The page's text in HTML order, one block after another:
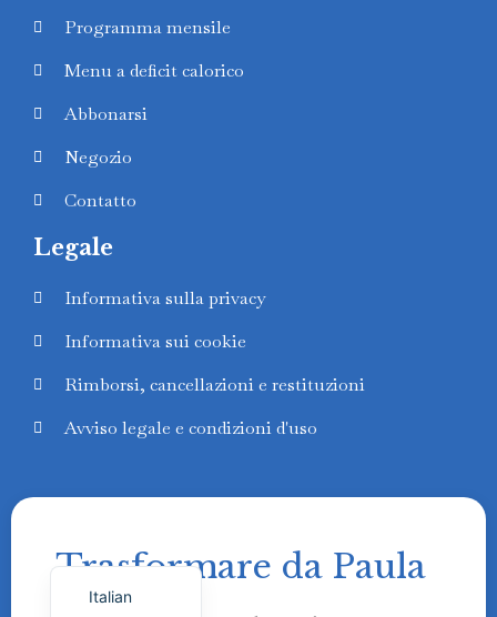
Programma mensile
Menu a deficit calorico
Abbonarsi
Negozio
Contatto
Legale
Informativa sulla privacy
Informativa sui cookie
Rimborsi, cancellazioni e restituzioni
Avviso legale e condizioni d'uso
Trasformare da Paula
Italian
Spanish
Polish
Russian
Finnish